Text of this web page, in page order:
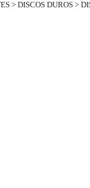
> DISCOS DUROS >